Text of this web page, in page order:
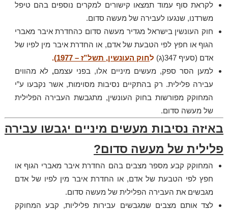
לקראת סוף עמוד תמצאו קישורים למקרים נוספים בהם טיפל
משרדנו, שנגעו לעבירה של מעשה סדום.
חוק העונשין בישראל מגדיר מעשה סדום כהחדרת איבר מאברי
הגוף או חפץ לפי הטבעת של אדם, או החדרת איבר מין לפיו של
אדם (סעיף 347(ג)
לחוק העונשין, תשל”ז – 1977
).
למען הסר ספק, מעשים מיניים אלו, בפני עצמם, לא מהווים
עבירה פלילית. רק בהתקיים נסיבות מסוימות, אשר נקבעו ע”י
המחוקק מפורשות בחוק העונשין, מתגבשת העבירה הפלילית
של מעשה סדום.
באיזה נסיבות מעשים מיניים יגבשו עבירה
פלילית של מעשה סדום?
המחוקק קבע מספר מצבים בהם החדרת איבר מאברי הגוף או
חפץ לפי הטבעת של אדם, או החדרת איבר מין לפיו של אדם
מגבשים את העבירה הפלילית של מעשה סדום.
לצד אותם מצבים שמגבשים עבירות פליליות, קבע המחוקק